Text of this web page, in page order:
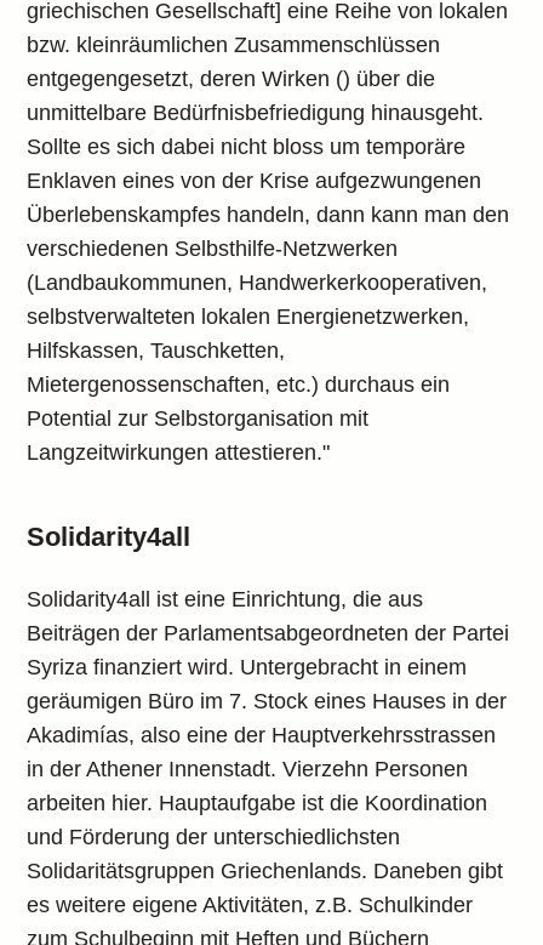
griechischen Gesellschaft] eine Reihe von lokalen
bzw. kleinräumlichen Zusammenschlüssen
entgegengesetzt, deren Wirken () über die
unmittelbare Bedürfnisbefriedigung hinausgeht.
Sollte es sich dabei nicht bloss um temporäre
Enklaven eines von der Krise aufgezwungenen
Überlebenskampfes handeln, dann kann man den
verschiedenen Selbsthilfe-Netzwerken
(Landbaukommunen, Handwerkerkooperativen,
selbstverwalteten lokalen Energienetzwerken,
Hilfskassen, Tauschketten,
Mietergenossenschaften, etc.) durchaus ein
Potential zur Selbstorganisation mit
Langzeitwirkungen attestieren."
Solidarity4all
Solidarity4all ist eine Einrichtung, die aus
Beiträgen der Parlamentsabgeordneten der Partei
Syriza finanziert wird. Untergebracht in einem
geräumigen Büro im 7. Stock eines Hauses in der
Akadimías, also eine der Hauptverkehrsstrassen
in der Athener Innenstadt. Vierzehn Personen
arbeiten hier. Hauptaufgabe ist die Koordination
und Förderung der unterschiedlichsten
Solidaritätsgruppen Griechenlands. Daneben gibt
es weitere eigene Aktivitäten, z.B. Schulkinder
zum Schulbeginn mit Heften und Büchern